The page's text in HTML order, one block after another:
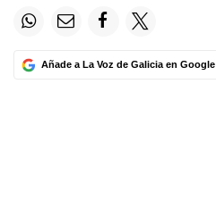
Añade a La Voz de Galicia en Google